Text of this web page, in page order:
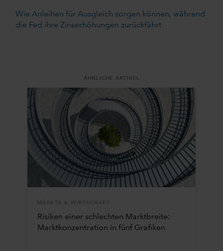
Wie Anleihen für Ausgleich sorgen können, während
die Fed ihre Zinserhöhungen zurückfährt
ÄHNLICHE ARTIKEL
MÄRKTE & WIRTSCHAFT
Risiken einer schlechten Marktbreite:
Marktkonzentration in fünf Grafiken